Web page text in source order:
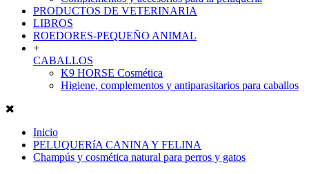
PRODUCTOS DE VETERINARIA
LIBROS
ROEDORES-PEQUEÑO ANIMAL
+
CABALLOS
K9 HORSE Cosmética
Higiene, complementos y antiparasitarios para caballos
Inicio
PELUQUERíA CANINA Y FELINA
Champús y cosmética natural para perros y gatos